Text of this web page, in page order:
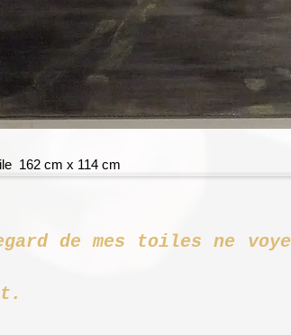
162 cm x 114 cm
de mes toiles ne
de